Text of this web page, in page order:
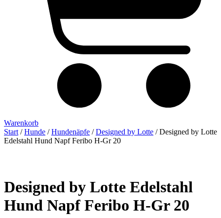
Warenkorb
Start /Hunde /Hundenäpfe /Designed by Lotte / Designed by Lotte
Edelstahl Hund Napf Feribo H-Gr 20
Designed by Lotte Edelstahl
Hund Napf Feribo H-Gr 20